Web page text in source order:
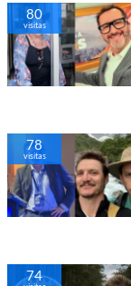
80
visitas
78
visitas
74